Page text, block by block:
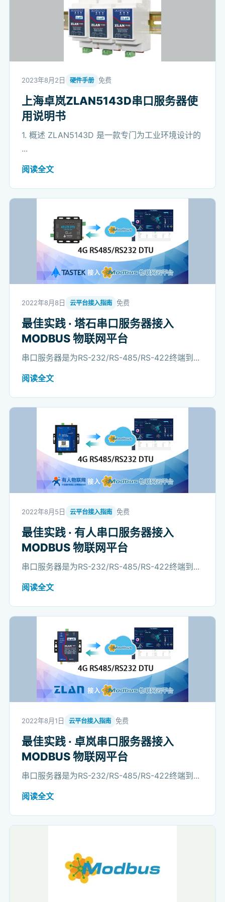
2023年8月2日 硬件手册 免费
上海卓岚ZLAN5143D串口服务器使
用说明书
1. 概述 ZLAN5143D 是一款专门为工业环境设计的
...
阅读全文
2022年8月8日 云平台接入指南 免费
最佳实践 · 塔石串口服务器接入
MODBUS 物联网平台
串口服务器是为RS-232/RS-485/RS-422终端到...
阅读全文
2022年8月5日 云平台接入指南 免费
最佳实践 · 有人串口服务器接入
MODBUS 物联网平台
串口服务器是为RS-232/RS-485/RS-422终端到...
阅读全文
2022年8月1日 云平台接入指南 免费
最佳实践 · 卓岚串口服务器接入
MODBUS 物联网平台
串口服务器是为RS-232/RS-485/RS-422终端到...
阅读全文